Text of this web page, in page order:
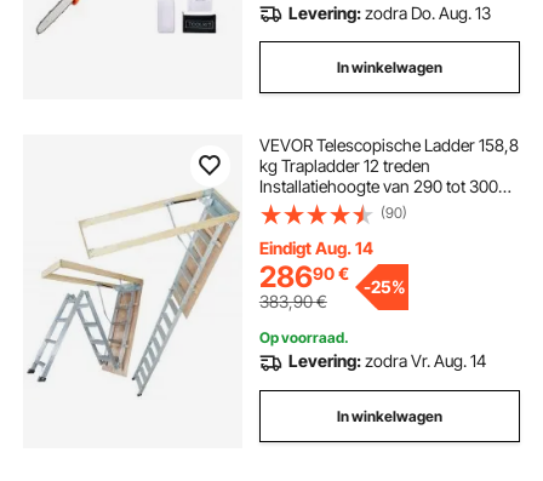
Levering:zodra Do. Aug. 13
In winkelwagen
VEVOR Telescopische Ladder 158,8
kg Trapladder 12 treden
Installatiehoogte van 290 tot 300
cm of 341 tot 366 cm Opvouwbare
Ladder Aluminium + Houten
Huishoudelijke Ladder met
Hydraulisch Gedempt
Afdalingsontwerp
(90)
Eindigt Aug. 14
28690€
383,90€
-25%
Op voorraad.
Levering:zodra Vr. Aug. 14
In winkelwagen